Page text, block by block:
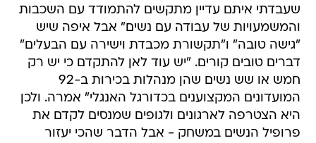
שעבדתי איתם עדיין מתקשים להתמודד עם השכבות
והמשמעויות של עבודה עם נשים" אבל איפה שיש
"גישה טובה" ו"תקשורת מכבדת וישירה עם הבעלים"
דברים טובים קורים. "יש עוד לאן להתקדם כי יש רק
חמש או שש נשים שהן מנהלות בכירות ב-92
המועדונים המקצוענים בכדורגל האנגלי" אמרה. ולכן
היא הצטרפה לארגונים ולגופים שמנסים לקדם את
פרופיל הנשים במשחק - אבל הדבר שהכי יעזור